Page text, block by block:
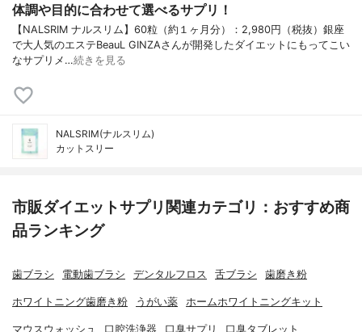
体調や目的に合わせて選べるサプリ！
【NALSRIM ナルスリム】60粒（約１ヶ月分）：2,980円（税抜）銀座
で大人気のエステBeauL GINZAさんが開発したダイエットにもってこい
なサプリメ…続きを見る
NALSRIM(ナルスリム)
カットスリー
市販ダイエットサプリ関連カテゴリ：おすすめ商
品ランキング
歯ブラシ 電動歯ブラシ デンタルフロス 舌ブラシ 歯磨き粉
ホワイトニング歯磨き粉 うがい薬 ホームホワイトニングキット
マウスウォッシュ 口腔洗浄器 口臭サプリ 口臭タブレット